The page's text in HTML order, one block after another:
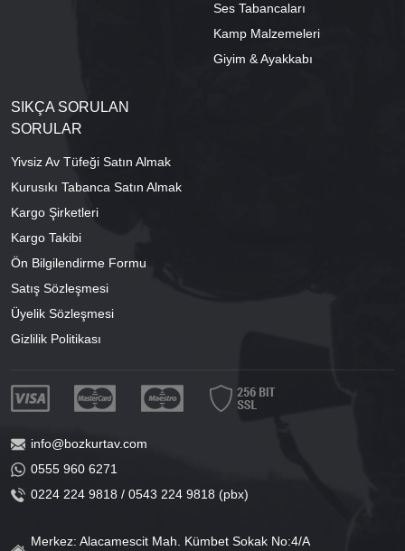
Ses Tabancaları
Kamp Malzemeleri
Giyim & Ayakkabı
SIKÇA SORULAN
SORULAR
Yivsiz Av Tüfeği Satın Almak
Kurusıkı Tabanca Satın Almak
Kargo Şirketleri
Kargo Takibi
Ön Bilgilendirme Formu
Satış Sözleşmesi
Üyelik Sözleşmesi
Gizlilik Politikası
info@bozkurtav.com
0555 960 6271
0224 224 9818 / 0543 224 9818 (pbx)
Merkez: Alacamescit Mah. Kümbet Sokak No:4/A